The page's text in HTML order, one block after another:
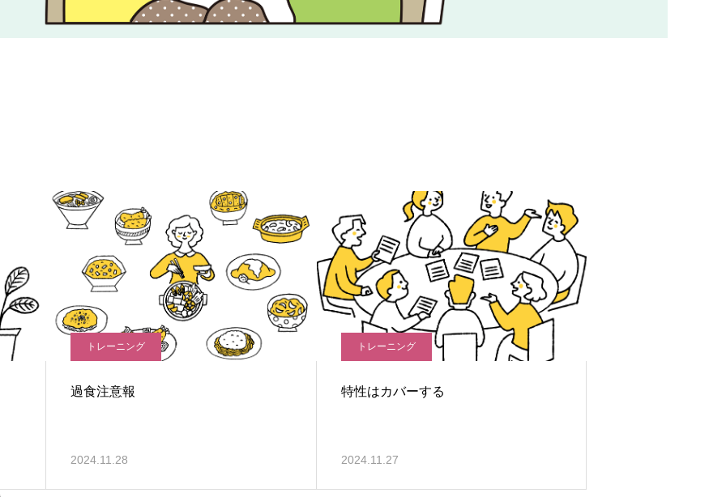
トレーニング
過食注意報
2024.11.28
トレーニング
特性はカバーする
2024.11.27